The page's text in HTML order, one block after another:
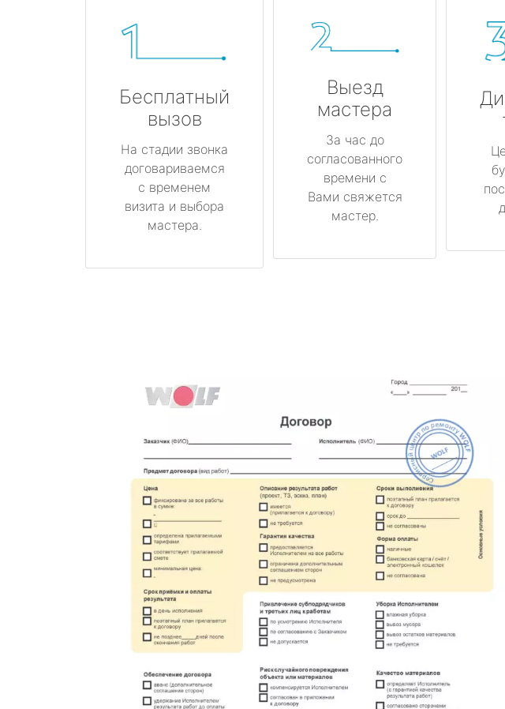
Бесплатный
вызов
На стадии звонка
договариваемся
с временем
визита и выбора
мастера.
Выезд
мастера
За час до
согласованного
времени с
Вами свяжется
мастер.